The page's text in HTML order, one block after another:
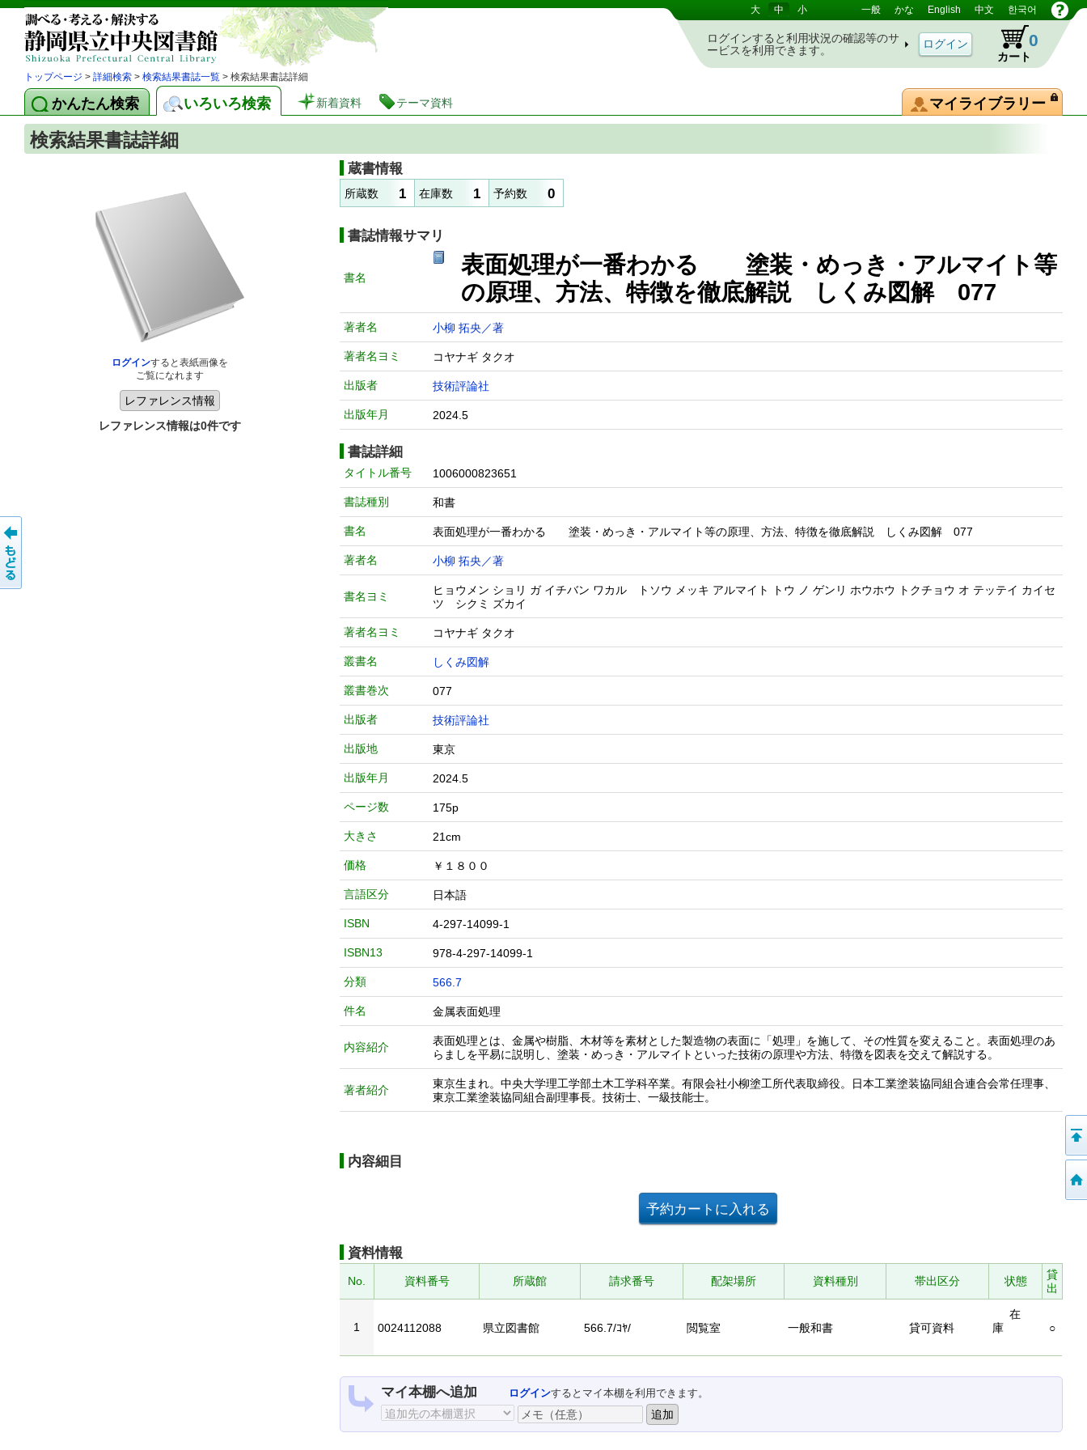
静岡県立図書館 蔵書検索・予約システム 大 中 小 一般 かな English 中文 한국어
ログインすると利用状況の確認等のサ
ービスを利用できます。
カート
0
トップページ > 詳細検索 > 検索結果書誌一覧 > 検索結果書誌詳細
かんたん検索 いろいろ検索 新着資料 テーマ資料 マイライブラリー
検索結果書誌詳細
ログインすると表紙画像を
ご覧になれます
レファレンス情報は0件です
蔵書情報
所蔵数 1 在庫数 1 予約数 0
書誌情報サマリ
書名
表面処理が一番わかる 塗装・めっき・アルマイト等
の原理、方法、特徴を徹底解説 しくみ図解 077
著者名 小柳 拓央／著
著者名ヨミ コヤナギ タクオ
出版者 技術評論社
出版年月 2024.5
書誌詳細
タイトル番号 1006000823651
書誌種別 和書
書名 表面処理が一番わかる 塗装・めっき・アルマイト等の原理、方法、特徴を徹底解説 しくみ図解 077
著者名 小柳 拓央／著
書名ヨミ
ヒョウメン ショリ ガ イチバン ワカル トソウ メッキ アルマイト トウ ノ ゲンリ ホウホウ トクチョウ オ テッテイ カイセ
ツ シクミ ズカイ
著者名ヨミ コヤナギ タクオ
叢書名 しくみ図解
叢書巻次 077
出版者 技術評論社
出版地 東京
出版年月 2024.5
ページ数 175p
大きさ 21cm
価格 ￥１８００
言語区分 日本語
ISBN 4-297-14099-1
ISBN13 978-4-297-14099-1
分類 566.7
件名 金属表面処理
内容紹介
表面処理とは、金属や樹脂、木材等を素材とした製造物の表面に「処理」を施して、その性質を変えること。表面処理のあ
らましを平易に説明し、塗装・めっき・アルマイトといった技術の原理や方法、特徴を図表を交えて解説する。
著者紹介
東京生まれ。中央大学理工学部土木工学科卒業。有限会社小柳塗工所代表取締役。日本工業塗装協同組合連合会常任理事、
東京工業塗装協同組合副理事長。技術士、一級技能士。
内容細目
資料情報
No. 資料番号 所蔵館 請求番号 配架場所 資料種別 帯出区分 状態
貸
出
1 0024112088 県立図書館 566.7/ｺﾔ/ 閲覧室 一般和書 貸可資料
在
庫
○
マイ本棚へ追加 ログインするとマイ本棚を利用できます。